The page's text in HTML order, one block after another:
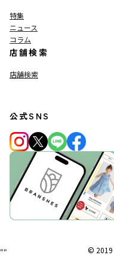
特集
ニュース
コラム
店舗検索
店舗検索
公式SNS
© 2019
""